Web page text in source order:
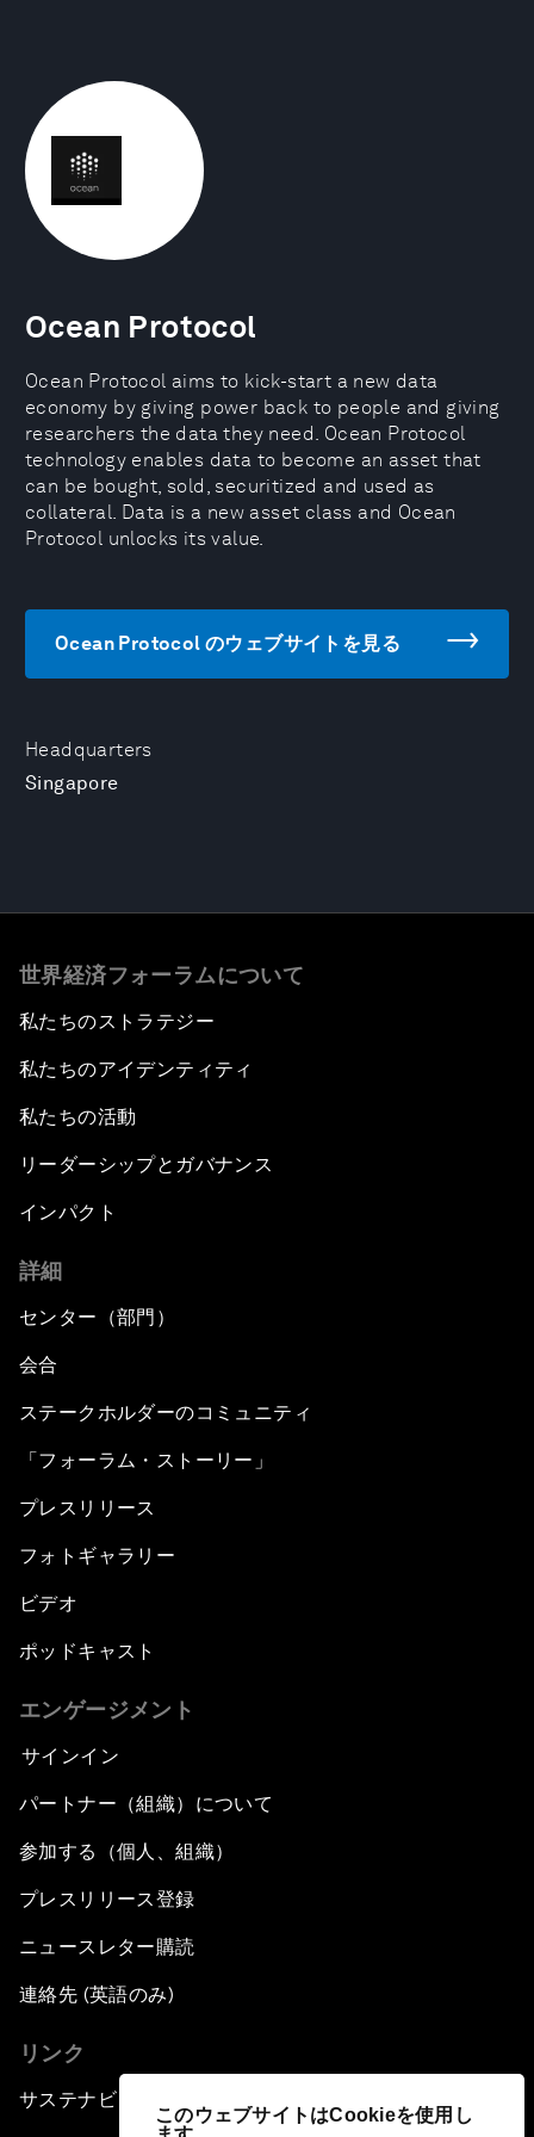
このウェブサイトはCookieを使用し
Headquarters
Singapore
Ocean Protocol
Ocean Protocol aims to kick-start a new data
economy by giving power back to people and giving
researchers the data they need. Ocean Protocol
technology enables data to become an asset that
can be bought, sold, securitized and used as
collateral. Data is a new asset class and Ocean
Protocol unlocks its value.
Ocean Protocol のウェブサイトを見る
世界経済フォーラムについて
私たちのストラテジー
私たちのアイデンティティ
私たちの活動
リーダーシップとガバナンス
インパクト
詳細
センター（部門）
会合
ステークホルダーのコミュニティ
「フォーラム・ストーリー」
プレスリリース
フォトギャラリー
ビデオ
ポッドキャスト
エンゲージメント
サインイン
パートナー（組織）について
参加する（個人、組織）
プレスリリース登録
ニュースレター購読
連絡先 (英語のみ)
リンク
サステナビリティへの取り組み